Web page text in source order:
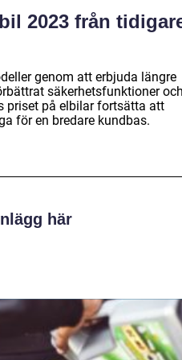
2023 från
genom att erbjuda längre
säkerhetsfunktioner
priset på elbilar fortsätta att
för en bredare kundbas.
här